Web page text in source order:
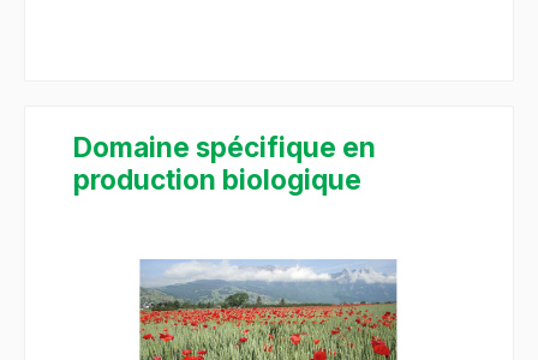
Domaine spécifique en
production biologique
Bildergalerie überspringen